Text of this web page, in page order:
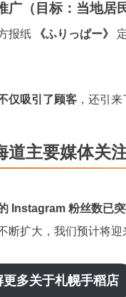
（目标：当地居民
报纸 《ふりっぱー》
仅吸引了顾客 ，还引
道主要媒体关
Instagram 粉丝数已
断扩大，我们预计将
更多关于札幌手稻店